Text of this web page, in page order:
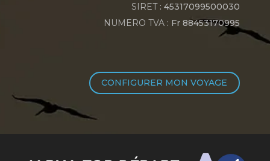
SIRET: 45317099500030
NUMERO TVA : Fr 88453170995
CONFIGURER MON VOYAGE